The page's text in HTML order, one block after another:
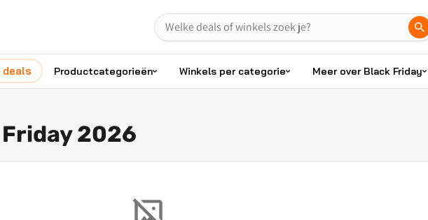
deals Productcategorieën Winkels per categorie Meer over Black Friday
2026